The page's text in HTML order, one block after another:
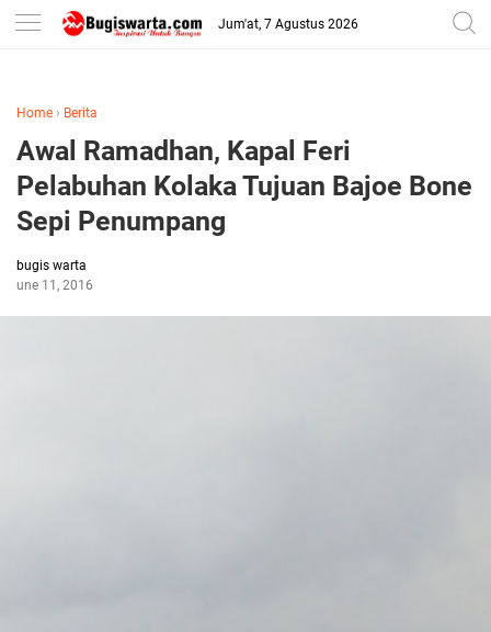
-->
Jum'at, 7 Agustus 2026
Home › Berita
Awal Ramadhan, Kapal Feri
Pelabuhan Kolaka Tujuan Bajoe Bone
Sepi Penumpang
bugis warta
June 11, 2016